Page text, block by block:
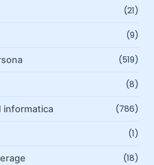
(21)
(9)
(519)
(8)
informatica (786)
(1)
(18)